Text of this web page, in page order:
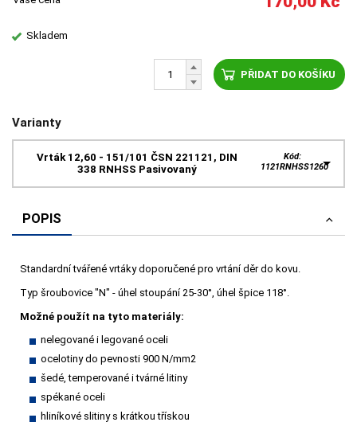
Skladem
PŘIDAT DO KOŠÍKU
Varianty
Vrták 12,60 - 151/101 ČSN 221121, DIN
338 RNHSS Pasivovaný
Kód:
1121RNHSS1260
POPIS
Standardní tvářené vrtáky doporučené pro vrtání děr do kovu.
Typ šroubovice "N" - úhel stoupání 25-30°, úhel špice 118°.
Možné použít na tyto materiály:
nelegované i legované oceli
ocelotiny do pevnosti 900 N/mm2
šedé, temperované i tvárné litiny
spékané oceli
hliníkové slitiny s krátkou třískou